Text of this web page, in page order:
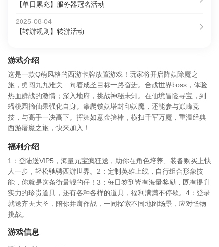
【单日累充】服务器冠名活动
2025-08-04
【转游规则】转游活动
游戏介绍
这是一款Q萌风格的西游卡牌放置游戏！玩家将开启降妖除魔之
旅，勇闯九九难关，向着成圣目标一路奋进。合战世界boss，体验
热血群战的激情；深入地府，挑战神秘未知。在仙境冒险寻宝，到
蟠桃园摘仙果强化自身。攀爬锁妖塔封印妖魔，还能参与巅峰竞
技，与高手一决高下。挥舞如意金箍棒，横扫千军万魔，重温经典
西游屠魔之旅，快来加入！
福利介绍
1：登陆送VIP5，海量元宝疯狂送，助你在角色培养、装备购买上快
人一步，轻松驰骋西游世界。​ 2：定制英雄上线，自行组合形象技
能，你就是这条街最靓的仔！​ 3：每日签到皆有海量奖励，既有提升
实力的珍贵道具，还有各种各样的道具，福利满满不停歇。​ 4：登录
就送齐天大圣，陪你并肩作战，一同探索不同地图场景，应对怪物
挑战。
游戏信息